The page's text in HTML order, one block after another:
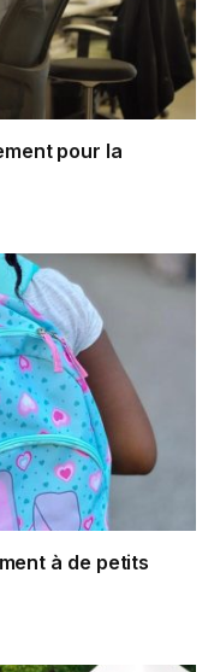
pour la
à de petits